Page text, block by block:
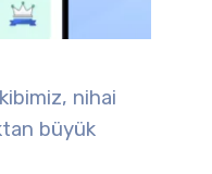
nihai
büyük